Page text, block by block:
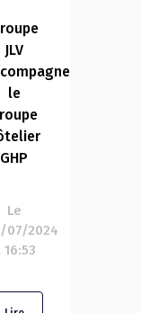
JLV
le
GHP
Le
07/2024
16:53